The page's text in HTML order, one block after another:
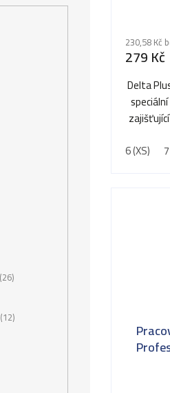
26
12
230,58 Kč
279 Kč
Delta
6 (XS)
492